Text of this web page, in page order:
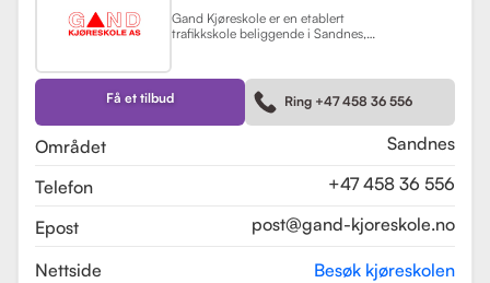
Gand Kjøreskole er en etablert
trafikkskole beliggende i Sandnes,
kjøretøyklasser. Skolen har
spesialisert seg på opplæring for
personbiler, både med manuell og
automatgir, samt motorsykler (klasse
Få et tilbud Ring +47 458 36 556
Området
Sandnes
Telefon
+47 458 36 556
Epost
post@gand-kjoreskole.no
Nettside Besøk kjøreskolen